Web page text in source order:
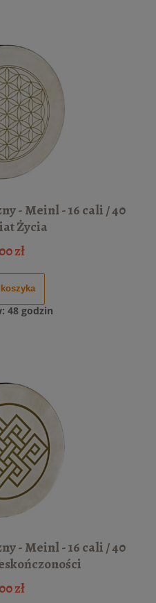
- Meinl - 16 cali / 40
Życia
zł
48 godzin
- Meinl - 16 cali / 40
zł